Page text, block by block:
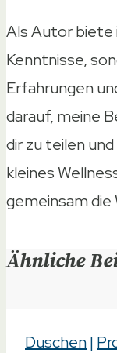
Als Autor biete
Kenntnisse,
Erfahrungen
darauf, meine
dir zu teilen
kleines
gemeinsam
Ähnliche
Duschen|